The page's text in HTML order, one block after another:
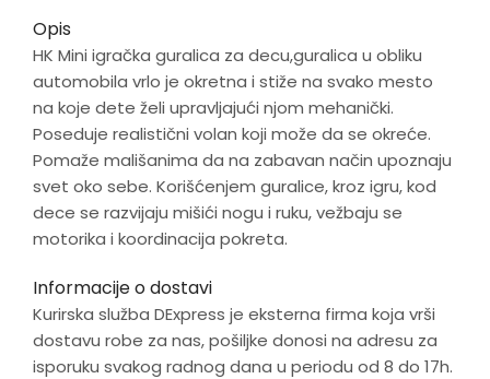
Opis
HK Mini igračka guralica za decu,guralica u obliku
automobila vrlo je okretna i stiže na svako mesto
na koje dete želi upravljajući njom mehanički.
Poseduje realistični volan koji može da se okreće.
Pomaže mališanima da na zabavan način upoznaju
svet oko sebe. Korišćenjem guralice, kroz igru, kod
dece se razvijaju mišići nogu i ruku, vežbaju se
motorika i koordinacija pokreta.
Informacije o dostavi
Kurirska služba DExpress je eksterna firma koja vrši
dostavu robe za nas, pošiljke donosi na adresu za
isporuku svakog radnog dana u periodu od 8 do 17h.